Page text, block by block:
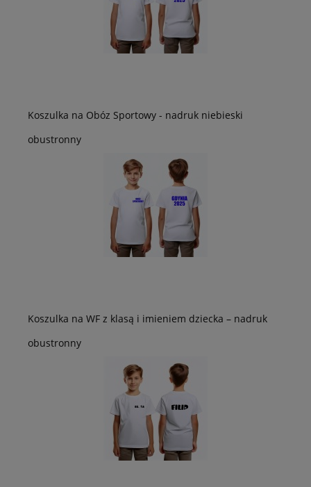
Koszulka na Obóz Sportowy - nadruk niebieski
obustronny
Koszulka na WF z klasą i imieniem dziecka – nadruk
obustronny